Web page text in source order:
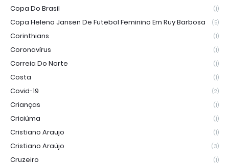
Copa Do Brasil (1)
Copa Helena Jansen De Futebol Feminino Em Ruy Barbosa (5)
Corinthians (1)
Coronavírus (1)
Correia Do Norte (1)
Costa (1)
Covid-19 (2)
Crianças (1)
Criciúma (1)
Cristiano Araujo (1)
Cristiano Araújo (3)
Cruzeiro (1)